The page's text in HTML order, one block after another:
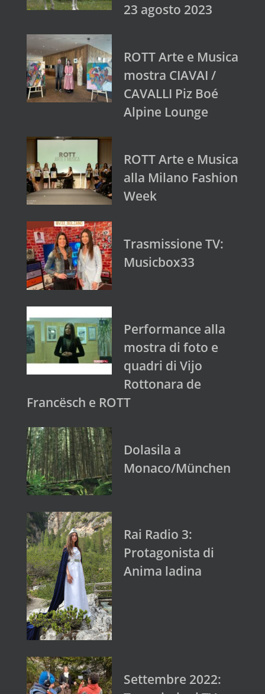
23 agosto 2023
ROTT Arte e Musica
mostra CIAVAI /
CAVALLI Piz Boé
Alpine Lounge
ROTT Arte e Musica
alla Milano Fashion
Week
Trasmissione TV:
Musicbox33
Performance alla
mostra di foto e
quadri di Vijo
Rottonara de
Francësch e ROTT
Dolasila a
Monaco/München
Rai Radio 3:
Protagonista di
Anima ladina
Settembre 2022: